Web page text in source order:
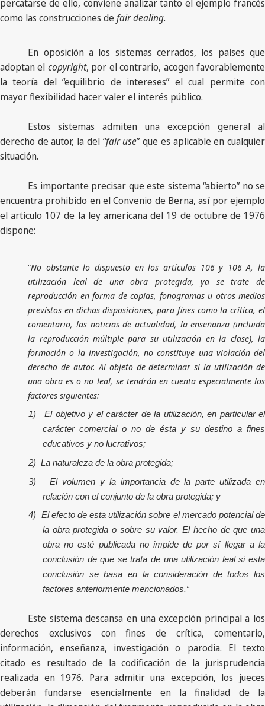
percatarse de ello, conviene analizar tanto el ejemplo francés
como las construcciones defair dealing.
En oposición a los sistemas cerrados, los países que
adoptan el copyright, por el contrario, acogen favorablemente
la teoría del “equilibrio de intereses” el cual permite con
mayor flexibilidad hacer valer el interés público.
Estos sistemas admiten una excepción general al
derecho de autor, la del “fair use” que es aplicable en cualquier
situación.
Es importante precisar que este sistema “abierto” no se
encuentra prohibido en el Convenio de Berna, así por ejemplo
el artículo 107 de la ley americana del 19 de octubre de 1976
dispone:
“No obstante lo dispuesto en los artículos 106 y 106 A, la
utilización leal de una obra protegida, ya se trate de
reproducción en forma de copias, fonogramas u otros medios
previstos en dichas disposiciones, para fines como la crítica, el
comentario, las noticias de actualidad, la enseñanza (incluida
la reproducción múltiple para su utilización en la clase), la
formación o la investigación, no constituye una violación del
derecho de autor. Al objeto de determinar si la utilización de
una obra es o no leal, se tendrán en cuenta especialmente los
factores siguientes:
1)
El objetivo y el carácter de la utilización, en particular el
carácter comercial o no de ésta y su destino a fines
educativos y no lucrativos;
2) La naturaleza de la obra protegida;
3)
El volumen y la importancia de la parte utilizada en
relación con el conjunto de la obra protegida; y
4)
El efecto de esta utilización sobre el mercado potencial de
la obra protegida o sobre su valor. El hecho de que una
obra no esté publicada no impide de por sí llegar a la
conclusión de que se trata de una utilización leal si esta
conclusión se basa en la consideración de todos los
factores anteriormente mencionados.“
Este sistema descansa en una excepción principal a los
derechos exclusivos con fines de crítica, comentario,
información, enseñanza, investigación o parodia. El texto
citado es resultado de la codificación de la jurisprudencia
realizada en 1976. Para admitir una excepción, los jueces
deberán fundarse esencialmente en la finalidad de la